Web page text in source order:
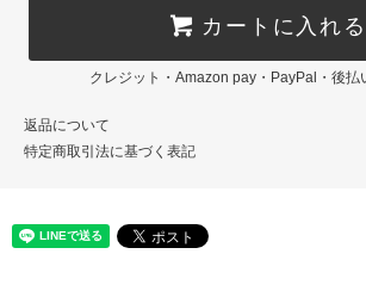
カートに入れる
クレジット・Amazon pay・PayPal・後払
返品について
特定商取引法に基づく表記